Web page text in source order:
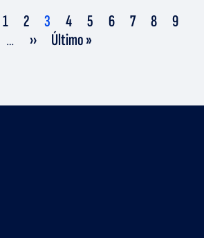
Página
1 Página
2 Página
actual
3 Página
4 Página
5 Página
6 Página
7 Página
8 Página
9
… Siguiente
página
›› Última
página
Último »